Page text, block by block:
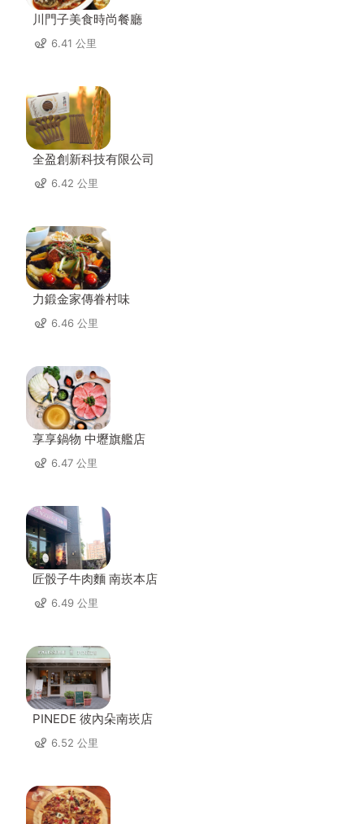
川門子美食時尚餐廳
6.41 公里
全盈創新科技有限公司
6.42 公里
力鍛金家傳眷村味
6.46 公里
享享鍋物 中壢旗艦店
6.47 公里
匠骰子牛肉麵 南崁本店
6.49 公里
PINEDE 彼內朵南崁店
6.52 公里